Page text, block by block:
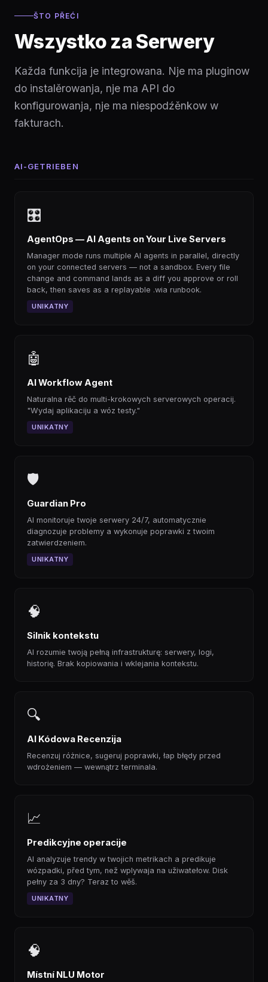
ŠTO PŘEĆI
Wszystko za Serwery
Každa funkcija je integrowana. Nje ma pluginow
do instalěrowanja, nje ma API do
konfigurowanja, nje ma niespodźěnkow w
fakturach.
AI-GETRIEBEN
🎛
AgentOps — AI Agents on Your Live Servers
Manager mode runs multiple AI agents in parallel, directly
on your connected servers — not a sandbox. Every file
change and command lands as a diff you approve or roll
back, then saves as a replayable .wia runbook.
UNIKATNY
🤖
AI Workflow Agent
Naturalna rěč do multi-krokowych serverowych operacij.
"Wydaj aplikaciju a wóz testy."
UNIKATNY
🛡
Guardian Pro
AI monitoruje twoje serwery 24/7, automatycznie
diagnozuje problemy a wykonuje poprawki z twoim
zatwierdzeniem.
UNIKATNY
🧠
Silnik kontekstu
AI rozumie twoją pełną infrastrukturę: serwery, logi,
historię. Brak kopiowania i wklejania kontekstu.
🔍
AI Kódowa Recenzija
Recenzuj różnice, sugeruj poprawki, łap błędy przed
wdrożeniem — wewnątrz terminala.
📈
Predikcyjne operacije
AI analyzuje trendy w twojich metrikach a predikuje
wózpadki, před tym, než wplywaja na užiwatełow. Disk
pełny za 3 dny? Teraz to wěš.
UNIKATNY
🧠
Místní NLU Motor